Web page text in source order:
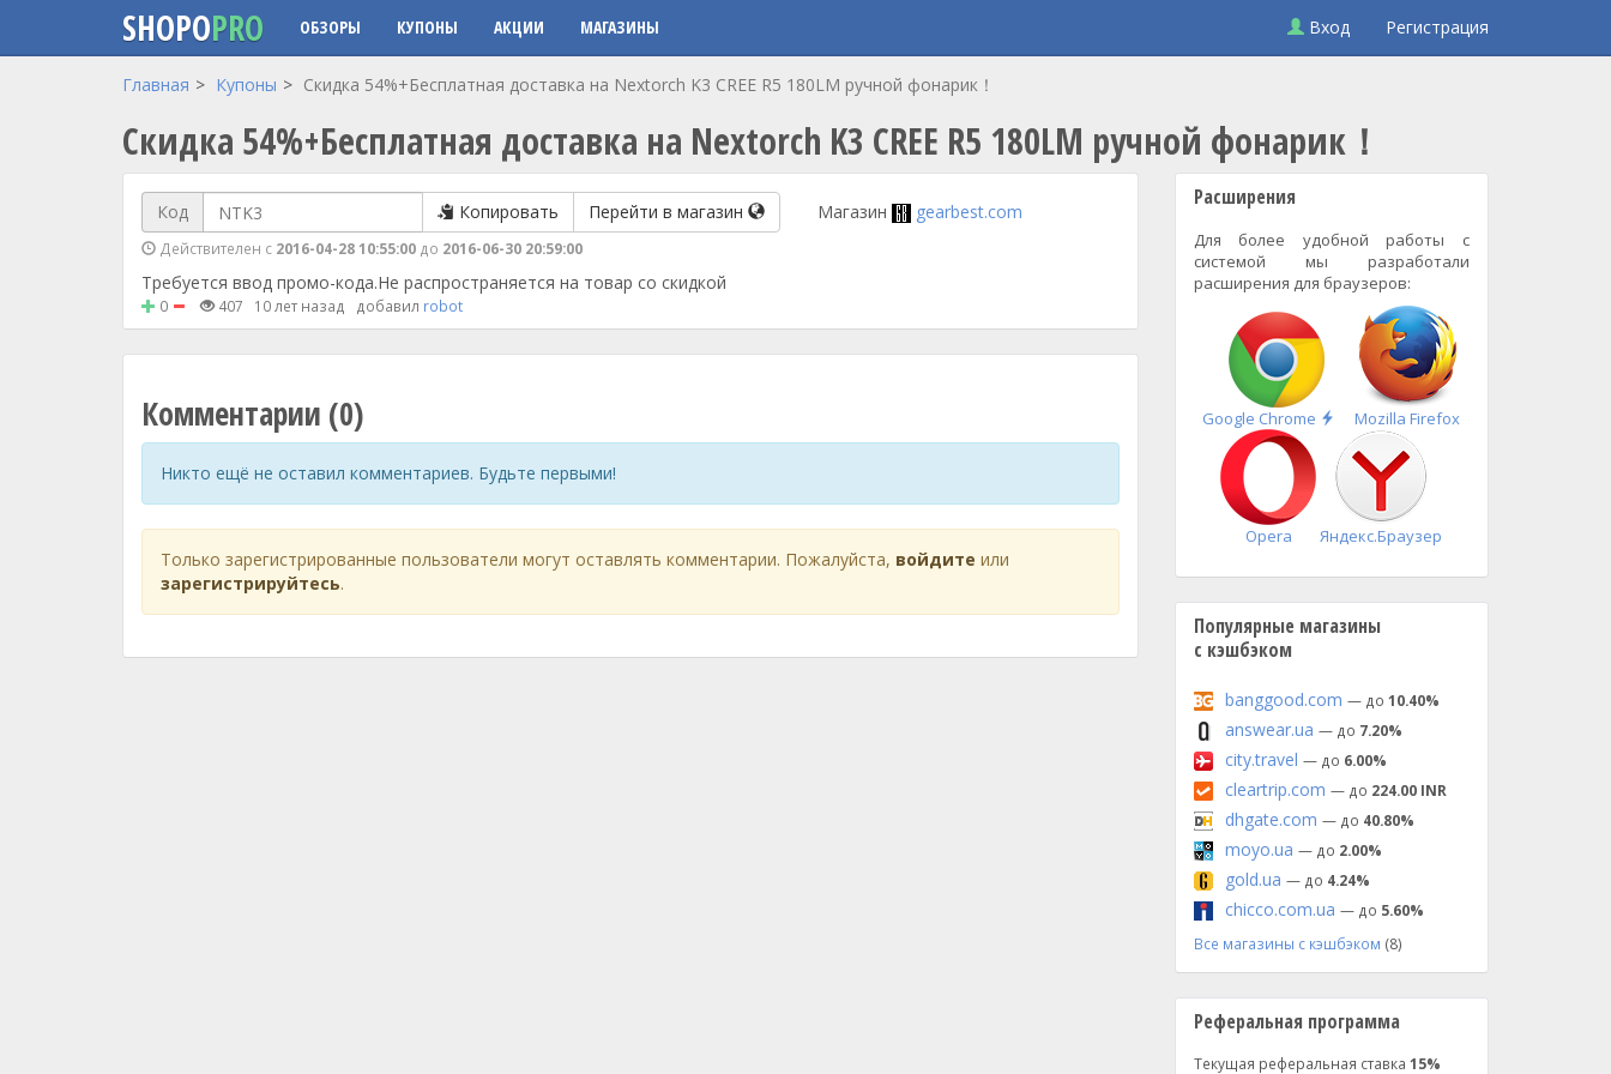
Перейти к основному содержанию
SHOPOPRO ОБЗОРЫ КУПОНЫ АКЦИИ МАГАЗИНЫ Вход Регистрация
Главная Купоны Скидка 54%+Бесплатная доставка на Nextorch K3 CREE R5 180LM ручной фонарик！
Скидка 54%+Бесплатная доставка на Nextorch K3 CREE R5 180LM ручной фонарик！
Код Копировать Перейти в магазин
Действителен с 2016-04-28 10:55:00 до 2016-06-30 20:59:00
Магазин gearbest.com
Требуется ввод промо-кода.Не распространяется на товар со скидкой
0 407 10 лет назад добавил robot
Комментарии (0)
Никто ещё не оставил комментариев. Будьте первыми!
Только зарегистрированные пользователи могут оставлять комментарии. Пожалуйста, войдите или
зарегистрируйтесь.
Расширения
Для более удобной работы с
системой мы разработали
расширения для браузеров:
Google Chrome
Быстрая
установка
Mozilla Firefox
Opera Яндекс.Браузер
Популярные магазины
с кэшбэком
banggood.com — до 10.40%
answear.ua — до 7.20%
city.travel — до 6.00%
cleartrip.com — до 224.00 INR
dhgate.com — до 40.80%
moyo.ua — до 2.00%
gold.ua — до 4.24%
chicco.com.ua — до 5.60%
Все магазины с кэшбэком (8)
Реферальная программа
Текущая реферальная ставка 15%